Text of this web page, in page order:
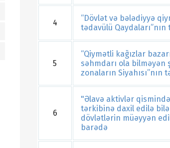
4
“Dövlət və bələdiyyə
tədavülü
5
“Qiymətli kağızlar
səhmdarı ola bilməyən
zonaların
6
"Əlavə aktivlər
tərkibinə daxil edilə
dövlətlərin müəyyən
barədə